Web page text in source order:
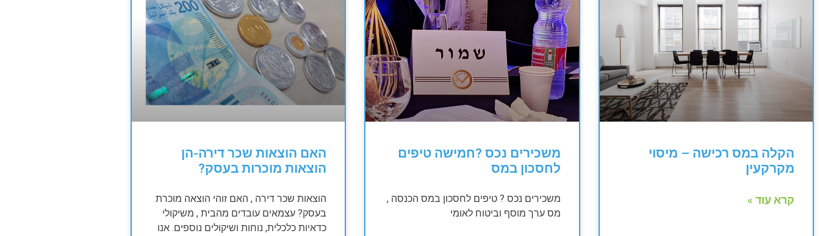
הקלה במס רכישה – מיסוי
מקרקעין
קרא עוד »
משכירים נכס ?חמישה טיפים
לחסכון במס
משכירים נכס ? טיפים לחסכון במס הכנסה ,
מס ערך מוסף וביטוח לאומי
האם הוצאות שכר דירה-הן
הוצאות מוכרות בעסק?
הוצאות שכר דירה , האם זוהי הוצאה מוכרת
בעסק? עצמאים עובדים מהבית , משיקולי
כדאיות כלכלית, נוחות ושיקולים נוספים. אנו